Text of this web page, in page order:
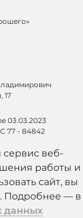
17
03.03.2023
77 - 84842
сервис веб-
работы и
сайт, вы
Подробнее — в
данных